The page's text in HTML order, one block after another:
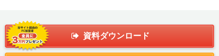
資料ダウンロード